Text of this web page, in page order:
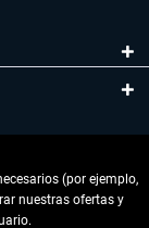
(por ejemplo,
nuestras ofertas y